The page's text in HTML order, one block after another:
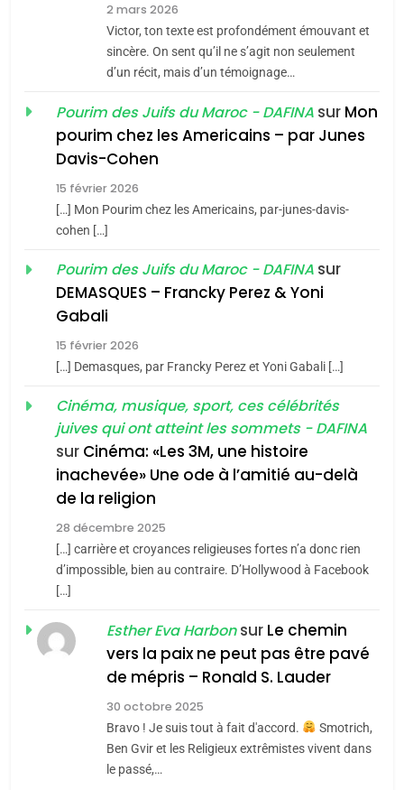
Maroc : Les amandes de
Tafraout, le miel de Tadla
Azilal consacrés produits
du terroir
DAFINA MAROC
Oeil ravageur – Vanessa
De Loya Stauber
«Tu dis génocide, je dis
guerre»: La nouvelle
Tout sur la Nostalgie
SOUVENIRS
l’alliance pourrait
s’étendre à 13 pays
d’Amérique latine
ISRAÉL JUDAISME
2025, l’année la plus
meurtrière selon le
rapport d’ADL contre
l’antisémitisme
FRANCE ISRAÉL
FIÈRE, DIGNE ET RÉSILIENTE :
POURQUOI JE REVENDIQUE
2 mars 2026
Victor, ton texte est profondément émouvant et
sincère. On sent qu’il ne s’agit non seulement
d’un récit, mais d’un témoignage…
Pourim des Juifs du Maroc - DAFINA sur Mon
pourim chez les Americains – par Junes
Davis-Cohen
15 février 2026
[…] Mon Pourim chez les Americains, par-junes-davis-
cohen […]
Pourim des Juifs du Maroc - DAFINA sur
DEMASQUES – Francky Perez & Yoni
Gabali
15 février 2026
[…] Demasques, par Francky Perez et Yoni Gabali […]
Cinéma, musique, sport, ces célébrités
juives qui ont atteint les sommets - DAFINA
sur Cinéma: «Les 3M, une histoire
inachevée» Une ode à l’amitié au-delà
de la religion
28 décembre 2025
[…] carrière et croyances religieuses fortes n’a donc rien
d’impossible, bien au contraire. D’Hollywood à Facebook
[…]
Esther Eva Harbonsur Le chemin
vers la paix ne peut pas être pavé
de mépris – Ronald S. Lauder
30 octobre 2025
Bravo ! Je suis tout à fait d'accord.
Smotrich,
Ben Gvir et les Religieux extrêmistes vivent dans
le passé,…
d’ADL contre
l’antisémitisme
POURQUOI JE REVENDIQUE
MA JUDAÏTE par Thérèse
Zrihen-Dvir
ISRAÉL JUDAISME
CE QUI NOUS MANQUE –
Jacques Hadida
Maroc : Les amandes de
Azilal consacrés produits
du terroir
DAFINA MAROC
Oeil ravageur – Vanessa De
Loya Stauber
ISRAÉL